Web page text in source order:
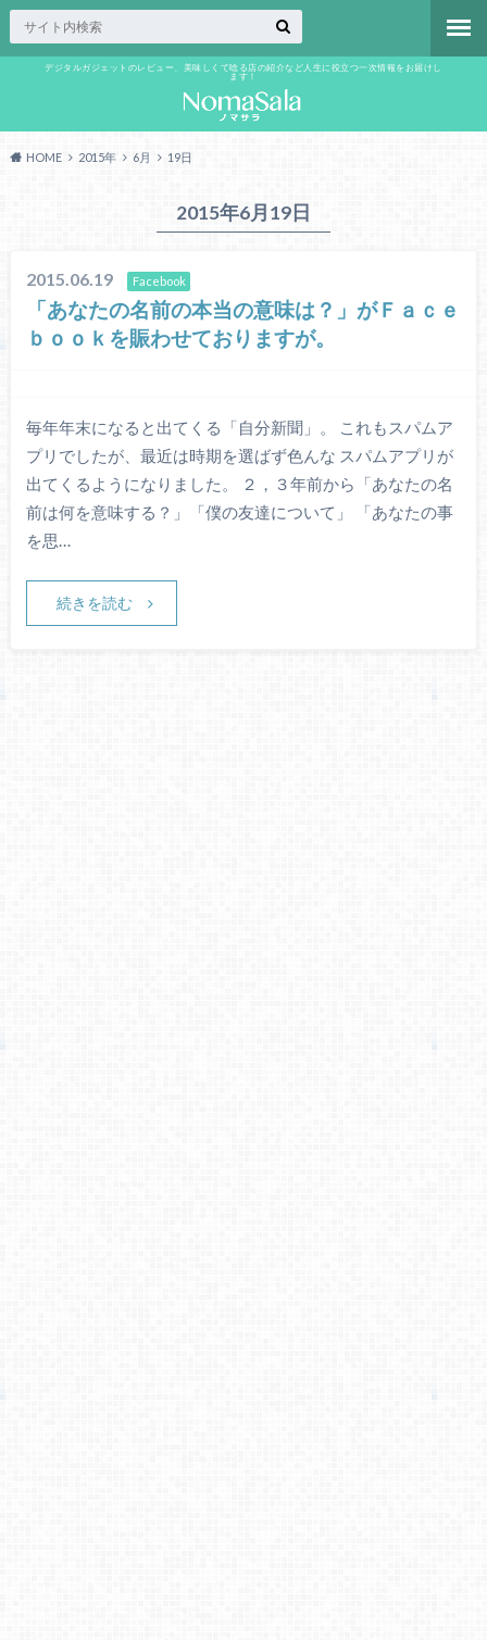
デジタルガジェットのレビュー、美味しくて唸る店の紹介など人生に役立つ一次情報をお届けし
ます！
HOME 2015年 6月 19日
2015年6月19日
2015.06.19 Facebook
「あなたの名前の本当の意味は？」がＦａｃｅ
ｂｏｏｋを賑わせておりますが。
毎年年末になると出てくる「自分新聞」。 これもスパムア
プリでしたが、最近は時期を選ばず色んな スパムアプリが
出てくるようになりました。 ２，３年前から「あなたの名
前は何を意味する？」「僕の友達について」 「あなたの事
を思…
続きを読む